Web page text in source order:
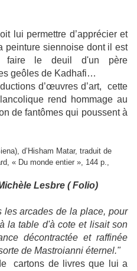
lui permettre d’apprécier et
peinture siennoise dont il est
faire le deuil d'un père
geôles de Kadhafi…
d’œuvres d’art, cette
rend hommage au
de fantômes qui poussent à
d’Hisham Matar, traduit de
« Du monde entier », 144 p.,
Lesbre ( Folio)
les arcades de la place, pour
la table d'à cote et lisait son
décontractée et raffinée
de Mastroianni éternel."
cartons de livres que lui a